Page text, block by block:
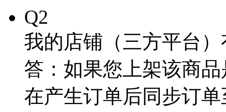
Q2
我的店铺（三方平台
答：如果您上架该商
在产生订单后同步订